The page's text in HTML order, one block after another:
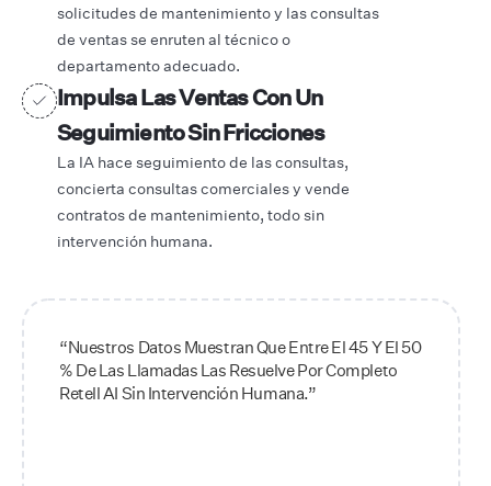
solicitudes de mantenimiento y las consultas
de ventas se enruten al técnico o
departamento adecuado.
Impulsa Las Ventas Con Un
Seguimiento Sin Fricciones
La IA hace seguimiento de las consultas,
concierta consultas comerciales y vende
contratos de mantenimiento, todo sin
intervención humana.
“Nuestros Datos Muestran Que Entre El 45 Y El 50
% De Las Llamadas Las Resuelve Por Completo
Retell AI Sin Intervención Humana.”